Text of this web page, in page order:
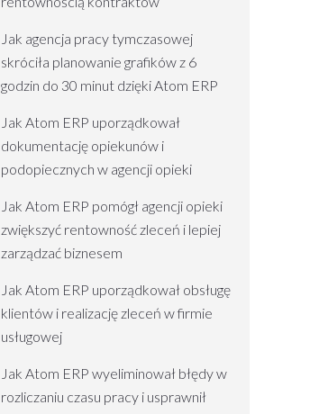
Jak agencja pracy tymczasowej
skróciła planowanie grafików z 6
godzin do 30 minut dzięki Atom ERP
Jak Atom ERP uporządkował
dokumentację opiekunów i
podopiecznych w agencji opieki
Jak Atom ERP pomógł agencji opieki
zwiększyć rentowność zleceń i lepiej
zarządzać biznesem
Jak Atom ERP uporządkował obsługę
klientów i realizację zleceń w firmie
usługowej
Jak Atom ERP wyeliminował błędy w
rozliczaniu czasu pracy i usprawnił